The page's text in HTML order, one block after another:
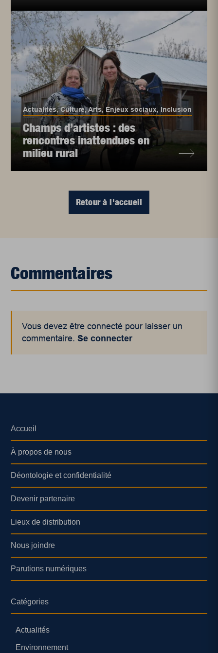
Actualités,Culture,Arts, Enjeux sociaux,Inclusion
Champs d’artistes : des
rencontres inattendues en
milieu rural
Retour à l'accueil
Commentaires
Vous devez être connecté pour laisser un
commentaire.Se connecter
Accueil
À propos de nous
Déontologie et confidentialité
Devenir partenaire
Lieux de distribution
Nous joindre
Parutions numériques
Catégories
Actualités
Environnement